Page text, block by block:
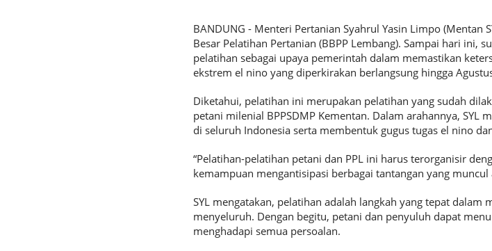
BANDUNG - Menteri Pertanian Syahrul Yasin Limpo (Mentan
Besar Pelatihan Pertanian (BBPP Lembang). Sampai hari ini,
pelatihan sebagai upaya pemerintah dalam memastikan
ekstrem el nino yang diperkirakan berlangsung hingga
Diketahui, pelatihan ini merupakan pelatihan yang sudah
petani milenial BPPSDMP Kementan. Dalam arahannya,
di seluruh Indonesia serta membentuk gugus tugas el nino
“Pelatihan-pelatihan petani dan PPL ini harus terorganisir
kemampuan mengantisipasi berbagai tantangan yang muncul
SYL mengatakan, pelatihan adalah langkah yang tepat
menyeluruh. Dengan begitu, petani dan penyuluh dapat
menghadapi semua persoalan.